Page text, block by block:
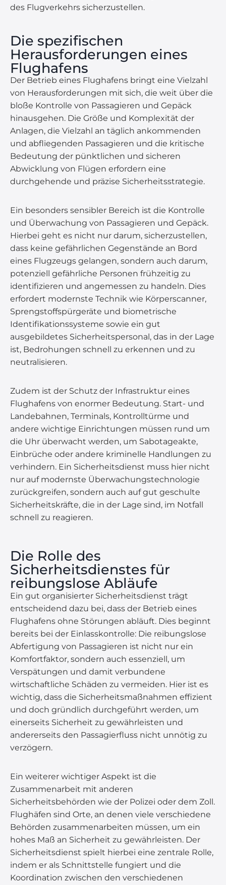
des Flugverkehrs sicherzustellen.
Die spezifischen
Herausforderungen eines
Flughafens
Der Betrieb eines Flughafens bringt eine Vielzahl
von Herausforderungen mit sich, die weit über die
bloße Kontrolle von Passagieren und Gepäck
hinausgehen. Die Größe und Komplexität der
Anlagen, die Vielzahl an täglich ankommenden
und abfliegenden Passagieren und die kritische
Bedeutung der pünktlichen und sicheren
Abwicklung von Flügen erfordern eine
durchgehende und präzise Sicherheitsstrategie.
Ein besonders sensibler Bereich ist die Kontrolle
und Überwachung von Passagieren und Gepäck.
Hierbei geht es nicht nur darum, sicherzustellen,
dass keine gefährlichen Gegenstände an Bord
eines Flugzeugs gelangen, sondern auch darum,
potenziell gefährliche Personen frühzeitig zu
identifizieren und angemessen zu handeln. Dies
erfordert modernste Technik wie Körperscanner,
Sprengstoffspürgeräte und biometrische
Identifikationssysteme sowie ein gut
ausgebildetes Sicherheitspersonal, das in der Lage
ist, Bedrohungen schnell zu erkennen und zu
neutralisieren.
Zudem ist der Schutz der Infrastruktur eines
Flughafens von enormer Bedeutung. Start- und
Landebahnen, Terminals, Kontrolltürme und
andere wichtige Einrichtungen müssen rund um
die Uhr überwacht werden, um Sabotageakte,
Einbrüche oder andere kriminelle Handlungen zu
verhindern. Ein Sicherheitsdienst muss hier nicht
nur auf modernste Überwachungstechnologie
zurückgreifen, sondern auch auf gut geschulte
Sicherheitskräfte, die in der Lage sind, im Notfall
schnell zu reagieren.
Die Rolle des
Sicherheitsdienstes für
reibungslose Abläufe
Ein gut organisierter Sicherheitsdienst trägt
entscheidend dazu bei, dass der Betrieb eines
Flughafens ohne Störungen abläuft. Dies beginnt
bereits bei der Einlasskontrolle: Die reibungslose
Abfertigung von Passagieren ist nicht nur ein
Komfortfaktor, sondern auch essenziell, um
Verspätungen und damit verbundene
wirtschaftliche Schäden zu vermeiden. Hier ist es
wichtig, dass die Sicherheitsmaßnahmen effizient
und doch gründlich durchgeführt werden, um
einerseits Sicherheit zu gewährleisten und
andererseits den Passagierfluss nicht unnötig zu
verzögern.
Ein weiterer wichtiger Aspekt ist die
Zusammenarbeit mit anderen
Sicherheitsbehörden wie der Polizei oder dem Zoll.
Flughäfen sind Orte, an denen viele verschiedene
Behörden zusammenarbeiten müssen, um ein
hohes Maß an Sicherheit zu gewährleisten. Der
Sicherheitsdienst spielt hierbei eine zentrale Rolle,
indem er als Schnittstelle fungiert und die
Koordination zwischen den verschiedenen